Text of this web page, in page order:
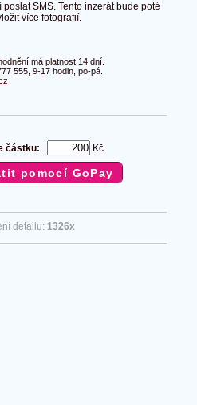
SMS. Tento inzerát bude poté
více fotografií.
má platnost 14 dní.
555, 9-17 hodin, po-pá.
částku: Kč
detailu: 1326x